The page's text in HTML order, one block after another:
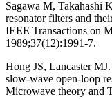
Sagawa M, Takahashi
resonator filters and
IEEE Transactions on
1989;37(12):1991-7.
Hong JS, Lancaster
slow-wave open-loop
Microwave theory and